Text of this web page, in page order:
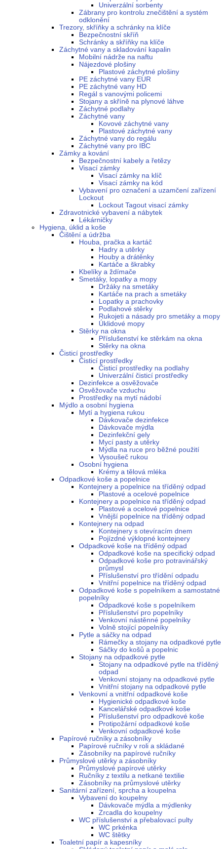
Univerzální sorbenty
Zábrany pro kontrolu znečištění a systém
odklonění
Trezory, skříňky a schránky na klíče
Bezpečnostní skříň
Schránky a skříňky na klíče
Záchytné vany a skladování kapalin
Mobilní nádrže na naftu
Nájezdové plošiny
Plastové záchytné plošiny
PE záchytné vany EUR
PE záchytné vany HD
Regál s vanovými policemi
Stojany a skříně na plynové láhve
Záchytné podlahy
Záchytné vany
Kovové záchytné vany
Plastové záchytné vany
Záchytné vany do regálu
Záchytné vany pro IBC
Zámky a kování
Bezpečnostní kabely a řetězy
Visací zámky
Visací zámky na klíč
Visací zámky na kód
Vybavení pro označení a uzamčení zařízení
Lockout
Lockout Tagout visací zámky
Zdravotnické vybavení a nábytek
Lékárničky
Hygiena, úklid a koše
Čištění a údržba
Houba, pračka a kartáč
Hadry a utěrky
Houby a drátěnky
Kartáče a škrabky
Kbelíky a ždímače
Smetáky, lopatky a mopy
Držáky na smetáky
Kartáče na prach a smetáky
Lopatky a prachovky
Podlahové stěrky
Rukojeti a násady pro smetáky a mopy
Úklidové mopy
Stěrky na okna
Příslušenství ke stěrkám na okna
Stěrky na okna
Čisticí prostředky
Čisticí prostředky
Čisticí prostředky na podlahy
Univerzální čisticí prostředky
Dezinfekce a osvěžovače
Osvěžovače vzduchu
Prostředky na mytí nádobí
Mýdlo a osobní hygiena
Mytí a hygiena rukou
Dávkovače dezinfekce
Dávkovače mýdla
Dezinfekční gely
Mycí pasty a utěrky
Mýdla na ruce pro běžné použití
Vysoušeč rukou
Osobní hygiena
Krémy a tělová mléka
Odpadkové koše a popelnice
Kontejnery a popelnice na tříděný odpad
Plastové a ocelové popelnice
Kontejnery a popelnice na tříděný odpad
Plastové a ocelové popelnice
Vnější popelnice na tříděný odpad
Kontejnery na odpad
Kontejnery s otevíracím dnem
Pojízdné výklopné kontejnery
Odpadkové koše na tříděný odpad
Odpadkové koše na specifický odpad
Odpadkové koše pro potravinářský
průmysl
Příslušenství pro třídění odpadu
Vnitřní popelnice na tříděný odpad
Odpadkové koše s popelníkem a samostatné
popelníky
Odpadkové koše s popelníkem
Příslušenství pro popelníky
Venkovní nástěnné popelníky
Volně stojící popelníky
Pytle a sáčky na odpad
Rámečky a stojany na odpadkové pytle
Sáčky do košů a popelnic
Stojany na odpadkové pytle
Stojany na odpadkové pytle na tříděný
odpad
Venkovní stojany na odpadkové pytle
Vnitřní stojany na odpadkové pytle
Venkovní a vnitřní odpadkové koše
Hygienické odpadkové koše
Kancelářské odpadkové koše
Příslušenství pro odpadkové koše
Protipožární odpadkové koše
Venkovní odpadkové koše
Papírové ručníky a zásobníky
Papírové ručníky v roli a skládané
Zásobníky na papírové ručníky
Průmyslové utěrky a zásobníky
Průmyslové papírové utěrky
Ručníky z textilu a netkané textilie
Zásobníky na průmyslové utěrky
Sanitární zařízení, sprcha a koupelna
Vybavení do koupelny
Dávkovače mýdla a mýdlenky
Zrcadla do koupelny
WC příslušenství a přebalovací pulty
WC prkénka
WC štětky
Toaletní papír a kapesníky